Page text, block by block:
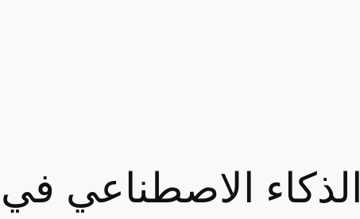
الذكاء الاصطناعي في